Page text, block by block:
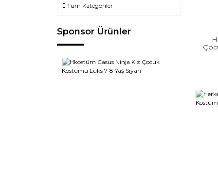
Tüm Kategoriler
Sponsor Ürünler